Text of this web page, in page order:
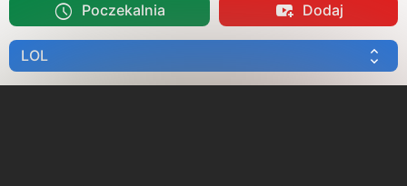
Poczekalnia Dodaj